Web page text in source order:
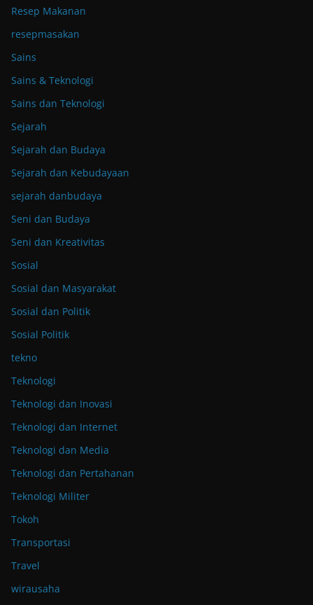
Resep Makanan
resepmasakan
Sains
Sains & Teknologi
Sains dan Teknologi
Sejarah
Sejarah dan Budaya
Sejarah dan Kebudayaan
sejarah danbudaya
Seni dan Budaya
Seni dan Kreativitas
Sosial
Sosial dan Masyarakat
Sosial dan Politik
Sosial Politik
tekno
Teknologi
Teknologi dan Inovasi
Teknologi dan Internet
Teknologi dan Media
Teknologi dan Pertahanan
Teknologi Militer
Tokoh
Transportasi
Travel
wirausaha